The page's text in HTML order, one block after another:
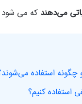
می‌دهند که می شود
استفاده
کنیم؟